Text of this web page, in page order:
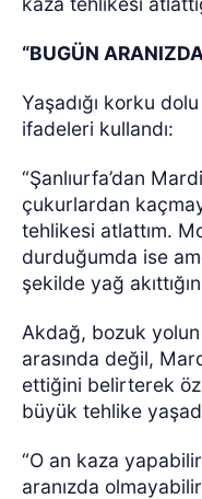
“BUGÜN
Yaşadığı korku
ifadeleri kullandı:
“Şanlıurfa’dan
çukurlardan
tehlikesi atlattım.
durduğumda ise
şekilde yağ
Akdağ, bozuk
arasında değil,
ettiğini belirterek
büyük tehlike
“O an kaza
aranızda